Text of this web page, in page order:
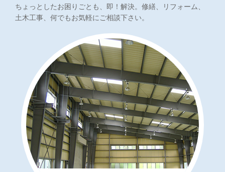
ちょっとしたお困りごとも、即！解決。修繕、リフォーム、
土木工事、何でもお気軽にご相談下さい。